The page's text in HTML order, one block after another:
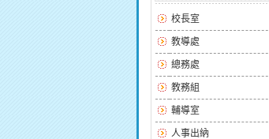
校長室
教導處
總務處
教務組
輔導室
人事出納